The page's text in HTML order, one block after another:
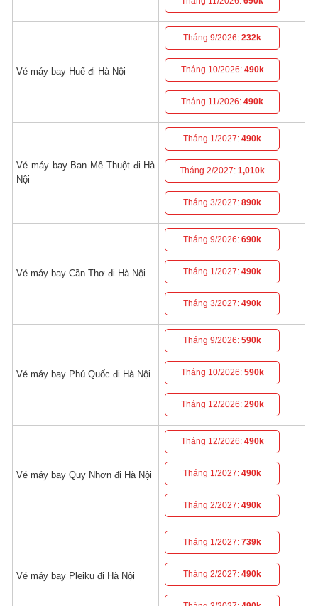
Vé máy bay Huế đi Hà Nội
Tháng 9/2026:232k
Tháng 10/2026: 490k
Tháng 11/2026:490k
Vé máy bay Ban Mê Thuột đi Hà
Nội
Tháng 1/2027:490k
Tháng 2/2027:1,010k
Tháng 3/2027:890k
Vé máy bay Cần Thơ đi Hà Nội
Tháng 9/2026:690k
Tháng 1/2027:490k
Tháng 3/2027:490k
Vé máy bay Phú Quốc đi Hà Nội
Tháng 9/2026:590k
Tháng 10/2026: 590k
Tháng 12/2026: 290k
Vé máy bay Quy Nhơn đi Hà Nội
Tháng 12/2026: 490k
Tháng 1/2027:490k
Tháng 2/2027:490k
Vé máy bay Pleiku đi Hà Nội
Tháng 1/2027:739k
Tháng 2/2027:490k